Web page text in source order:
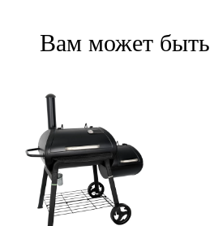
Вам может быть